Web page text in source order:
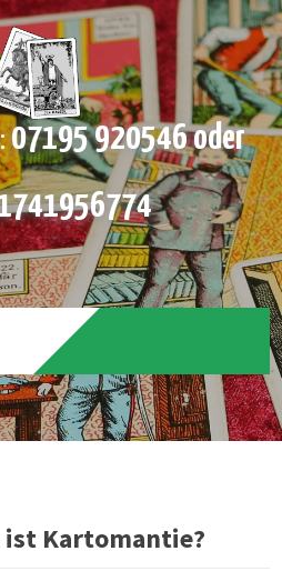
07195 920546 oder
Kartomantie?